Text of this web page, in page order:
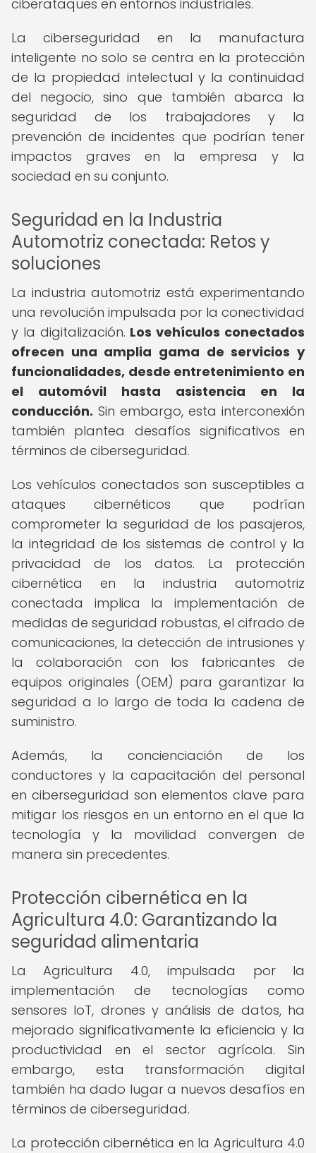
ciberataques en entornos industriales.
La ciberseguridad en la manufactura
inteligente no solo se centra en la protección
de la propiedad intelectual y la continuidad
del negocio, sino que también abarca la
seguridad de los trabajadores y la
prevención de incidentes que podrían tener
impactos graves en la empresa y la
sociedad en su conjunto.
Seguridad en la Industria
Automotriz conectada: Retos y
soluciones
La industria automotriz está experimentando
una revolución impulsada por la conectividad
y la digitalización. Los vehículos conectados
ofrecen una amplia gama de servicios y
funcionalidades, desde entretenimiento en
el automóvil hasta asistencia en la
conducción. Sin embargo, esta interconexión
también plantea desafíos significativos en
términos de ciberseguridad.
Los vehículos conectados son susceptibles a
ataques cibernéticos que podrían
comprometer la seguridad de los pasajeros,
la integridad de los sistemas de control y la
privacidad de los datos. La protección
cibernética en la industria automotriz
conectada implica la implementación de
medidas de seguridad robustas, el cifrado de
comunicaciones, la detección de intrusiones y
la colaboración con los fabricantes de
equipos originales (OEM) para garantizar la
seguridad a lo largo de toda la cadena de
suministro.
Además, la concienciación de los
conductores y la capacitación del personal
en ciberseguridad son elementos clave para
mitigar los riesgos en un entorno en el que la
tecnología y la movilidad convergen de
manera sin precedentes.
Protección cibernética en la
Agricultura 4.0: Garantizando la
seguridad alimentaria
La Agricultura 4.0, impulsada por la
implementación de tecnologías como
sensores IoT, drones y análisis de datos, ha
mejorado significativamente la eficiencia y la
productividad en el sector agrícola. Sin
embargo, esta transformación digital
también ha dado lugar a nuevos desafíos en
términos de ciberseguridad.
La protección cibernética en la Agricultura 4.0